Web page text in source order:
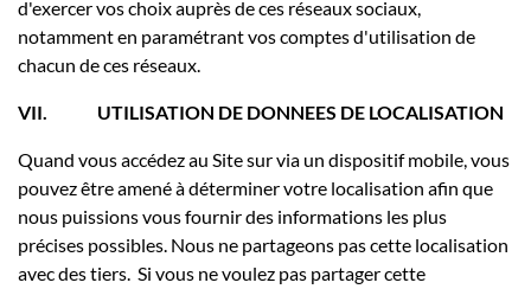
d'exercer vos choix auprès de ces réseaux sociaux,
notamment en paramétrant vos comptes d'utilisation de
chacun de ces réseaux.
VII. UTILISATION DE DONNEES DE LOCALISATION
Quand vous accédez au Site sur via un dispositif mobile, vous
pouvez être amené à déterminer votre localisation afin que
nous puissions vous fournir des informations les plus
précises possibles. Nous ne partageons pas cette localisation
avec des tiers. Si vous ne voulez pas partager cette